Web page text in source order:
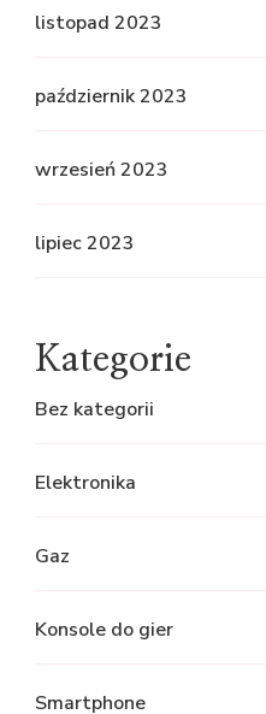
listopad 2023
październik 2023
wrzesień 2023
lipiec 2023
Kategorie
Bez kategorii
Elektronika
Gaz
Konsole do gier
Smartphone